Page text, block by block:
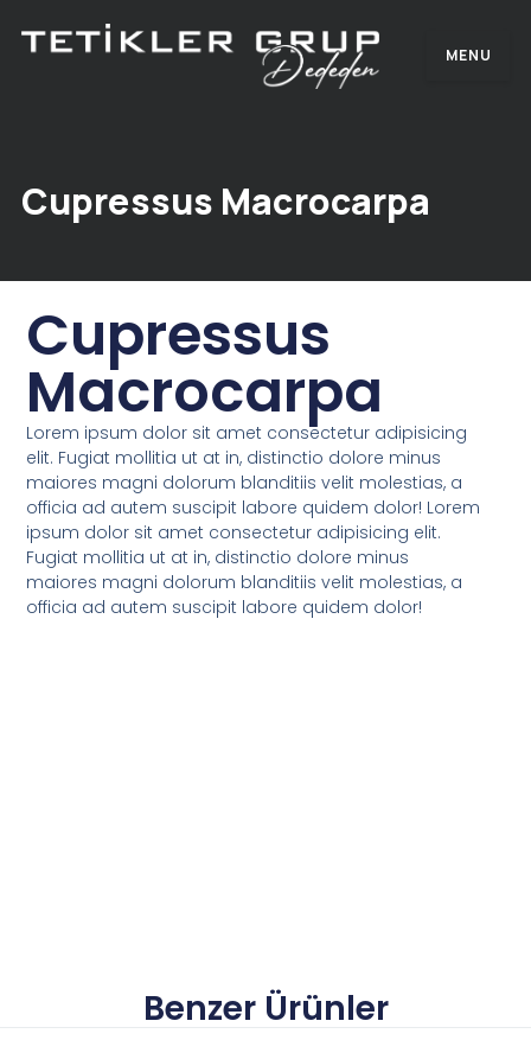
MENU
Cupressus Macrocarpa
Cupressus
Macrocarpa
Lorem ipsum dolor sit amet consectetur adipisicing
elit. Fugiat mollitia ut at in, distinctio dolore minus
maiores magni dolorum blanditiis velit molestias, a
officia ad autem suscipit labore quidem dolor! Lorem
ipsum dolor sit amet consectetur adipisicing elit.
Fugiat mollitia ut at in, distinctio dolore minus
maiores magni dolorum blanditiis velit molestias, a
officia ad autem suscipit labore quidem dolor!
Benzer Ürünler